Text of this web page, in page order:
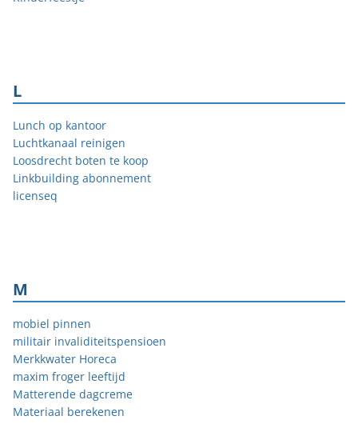
L
Lunch op kantoor
Luchtkanaal reinigen
Loosdrecht boten te koop
Linkbuilding abonnement
licenseq
M
mobiel pinnen
militair invaliditeitspensioen
Merkkwater Horeca
maxim froger leeftijd
Matterende dagcreme
Materiaal berekenen